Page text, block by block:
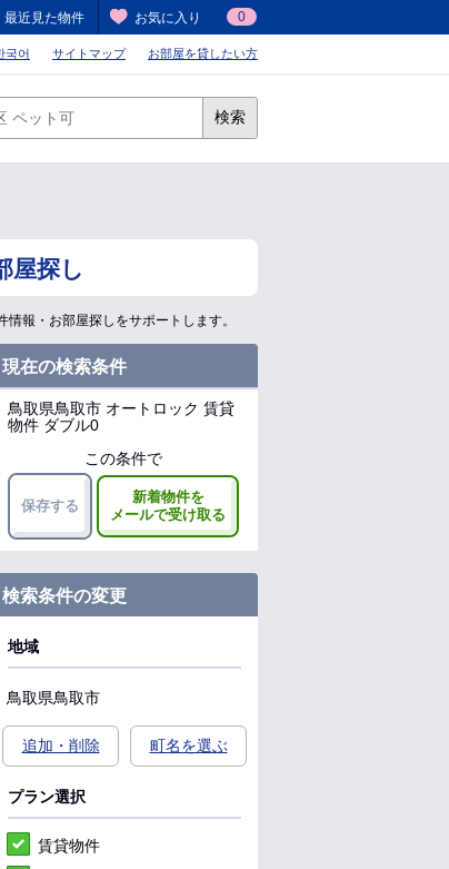
最近見た物件 お気に入り 0
국어 サイトマップ お部屋を貸したい方
検索
屋探し
報・お部屋探しをサポートします。
現在の検索条件
鳥取県鳥取市 オートロック 賃貸
物件 ダブル0
この条件で
保存する
新着物件を
メールで受け取る
検索条件の変更
地域
鳥取県鳥取市
追加・削除 町名を選ぶ
プラン選択
賃貸物件